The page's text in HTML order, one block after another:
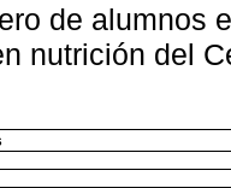
de alumnos
nutrición del